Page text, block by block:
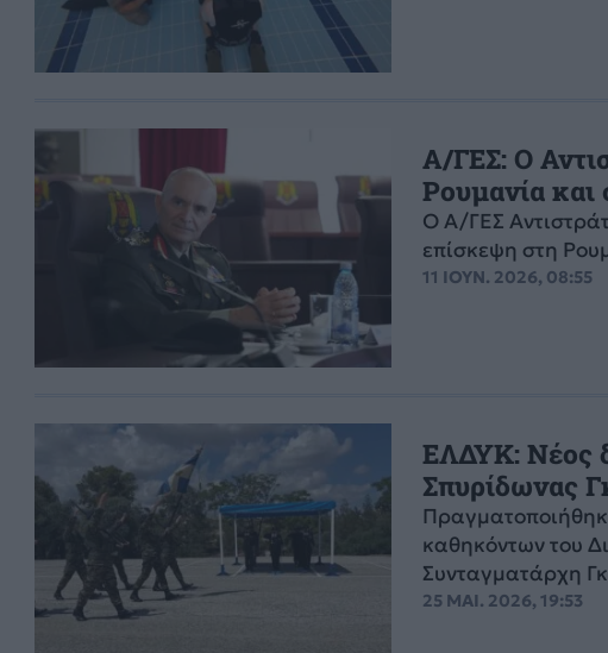
Α/ΓΕΣ: Ο
Ρουμανία
Ο Α/ΓΕΣ
επίσκεψη στη
11 ΙΟΥΝ. 2026, 08:55
ΕΛΔΥΚ: Νέος
Σπυρίδωνας
καθηκόντων του
Συνταγματάρχη
25 ΜΑΙ. 2026, 19:53